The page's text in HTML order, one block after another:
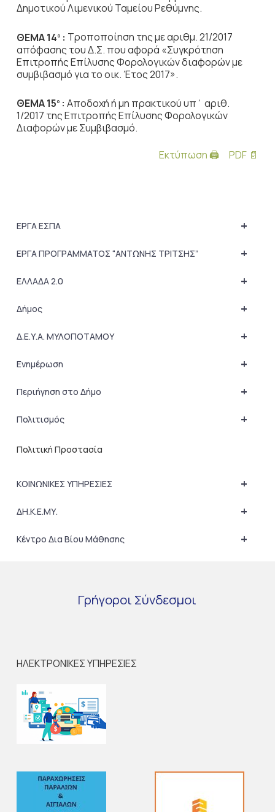
Δημοτικού Λιμενικού Ταμείου Ρεθύμνης.
ΘΕΜΑ 14ο: Τροποποίηση της με αριθμ. 21/2017
απόφασης του Δ.Σ. που αφορά «Συγκρότηση
Επιτροπής Επίλυσης Φορολογικών διαφορών με
συμβιβασμό για το οικ. Έτος 2017».
ΘΕΜΑ 15ο: Αποδοχή ή μη πρακτικού υπ΄ αριθ.
1/2017 της Επιτροπής Επίλυσης Φορολογικών
Διαφορών με Συμβιβασμό.
Εκτύπωση 🖨
PDF 📄
+
ΕΡΓΑ ΕΣΠΑ
+
ΕΡΓΑ ΠΡΟΓΡΑΜΜΑΤΟΣ “ΑΝΤΩΝΗΣ ΤΡΙΤΣΗΣ”
+
ΕΛΛΑΔΑ 2.0
+
Δήμος
+
Δ.Ε.Υ.Α. ΜΥΛΟΠΟΤΑΜΟΥ
+
Ενημέρωση
+
Περιήγηση στο Δήμο
+
Πολιτισμός
Πολιτική Προστασία
+
ΚΟΙΝΩΝΙΚΕΣ ΥΠΗΡΕΣΙΕΣ
+
ΔΗ.Κ.Ε.ΜΥ.
+
Κέντρο Δια Βίου Μάθησης
Γρήγοροι Σύνδεσμοι
ΗΛΕΚΤΡΟΝΙΚΕΣ ΥΠΗΡΕΣΙΕΣ